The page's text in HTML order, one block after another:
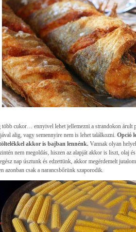
több cukor… ennyivel lehet jellemezni a strandokon árult
alig, vagy semennyire nem is lehet találkozni. Opció
akkor is bajban lennénk. Vannak olyan
nem megoldás, hiszen az alapját akkor is liszt, olaj
nap úsztunk és edzettünk, akkor megérdemelt
azonban csak a narancsbőrünk szaporodik.